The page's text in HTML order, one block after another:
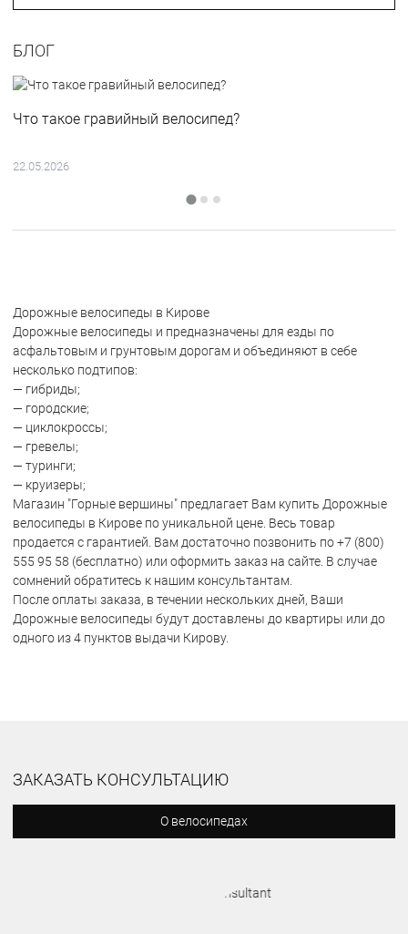
БЛОГ
Что такое гравийный велосипед?
22.05.2026
Дорожные велосипеды в Кирове
Дорожные велосипеды и предназначены для езды по
асфальтовым и грунтовым дорогам и объединяют в себе
несколько подтипов:
— гибриды;
— городские;
— циклокроссы;
— гревелы;
— туринги;
— круизеры;
Магазин "Горные вершины" предлагает Вам купить Дорожные
велосипеды в Кирове по уникальной цене. Весь товар
продается с гарантией. Вам достаточно позвонить по +7 (800)
555 95 58 (бесплатно) или оформить заказ на сайте. В случае
сомнений обратитесь к нашим консультантам.
После оплаты заказа, в течении нескольких дней, Ваши
Дорожные велосипеды будут доставлены до квартиры или до
одного из 4 пунктов выдачи Кирову.
ЗАКАЗАТЬ КОНСУЛЬТАЦИЮ
О велосипедах